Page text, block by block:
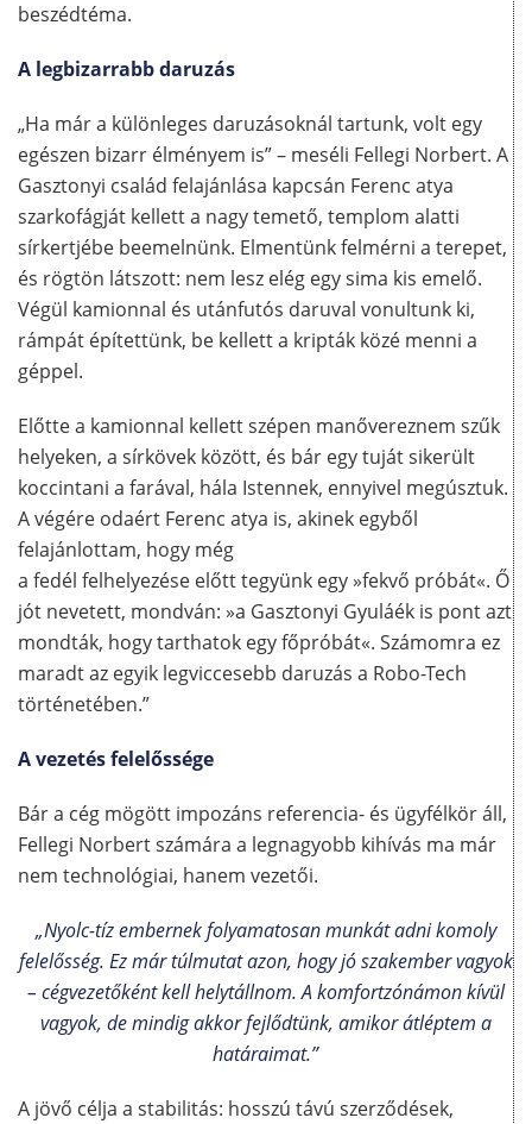
beszédtéma.
A legbizarrabb daruzás
„Ha már a különleges daruzásoknál tartunk, volt egy
egészen bizarr élményem is” – meséli Fellegi Norbert. A
Gasztonyi család felajánlása kapcsán Ferenc atya
szarkofágját kellett a nagy temető, templom alatti
sírkertjébe beemelnünk. Elmentünk felmérni a terepet,
és rögtön látszott: nem lesz elég egy sima kis emelő.
Végül kamionnal és utánfutós daruval vonultunk ki,
rámpát építettünk, be kellett a kripták közé menni a
géppel.
Előtte a kamionnal kellett szépen manővereznem szűk
helyeken, a sírkövek között, és bár egy tuját sikerült
koccintani a farával, hála Istennek, ennyivel megúsztuk.
A végére odaért Ferenc atya is, akinek egyből
felajánlottam, hogy még
a fedél felhelyezése előtt tegyünk egy »fekvő próbát«. Ő
jót nevetett, mondván: »a Gasztonyi Gyuláék is pont azt
mondták, hogy tarthatok egy főpróbát«. Számomra ez
maradt az egyik legviccesebb daruzás a Robo-Tech
történetében.”
A vezetés felelőssége
Bár a cég mögött impozáns referencia- és ügyfélkör áll,
Fellegi Norbert számára a legnagyobb kihívás ma már
nem technológiai, hanem vezetői.
„Nyolc-tíz embernek folyamatosan munkát adni komoly
felelősség. Ez már túlmutat azon, hogy jó szakember vagyok
– cégvezetőként kell helytállnom. A komfortzónámon kívül
vagyok, de mindig akkor fejlődtünk, amikor átléptem a
határaimat.”
A jövő célja a stabilitás: hosszú távú szerződések,